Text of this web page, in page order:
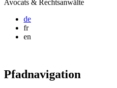
Avocats & Rechtsanwälte
de
fr
en
Pfadnavigation